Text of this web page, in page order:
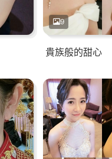
9
貴族般的甜心